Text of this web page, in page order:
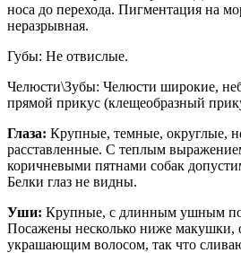
носа до перехода. Пигментация на
неразрывная.
Губы: Не отвислые.
Челюсти\Зубы: Челюсти широкие,
прямой прикус (клещеобразный
Глаза: Крупные, темные, округлые,
расставленные. С теплым
коричневыми пятнами собак
Белки глаз не видны.
Уши: Крупные, с длинным ушным
Посажены несколько ниже макушки,
украшающим волосом, так что